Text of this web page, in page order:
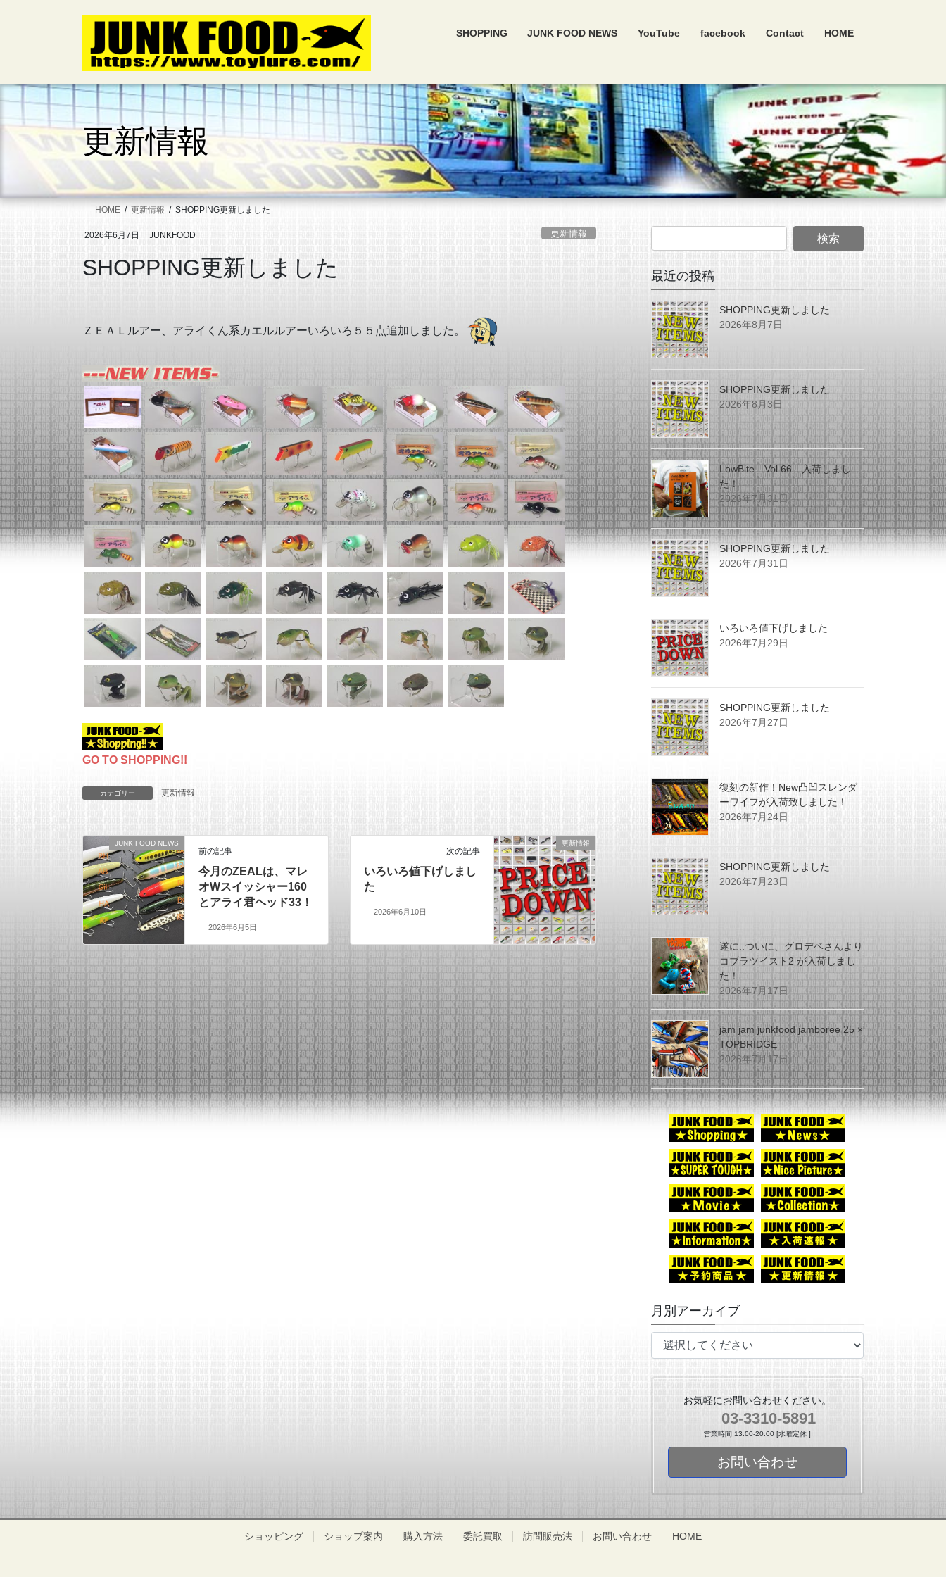
キ
に
SHOPPING JUNK FOOD NEWS YouTube facebook Contact HOME
更新情報
HOME 更新情報 SHOPPING更新しました
2026年6月7日 JUNKFOOD 更新情報
SHOPPING更新しました
ＺＥＡＬルアー、アライくん系カエルルアーいろいろ５５点追加しました。
GO TO SHOPPING!!
カテゴリー 更新情報
JUNK FOOD NEWS
前の記事
今月のZEALは、マレ
オWスイッシャー160
とアライ君ヘッド33！
2026年6月5日
更新情報
次の記事
いろいろ値下げしまし
た
2026年6月10日
最近の投稿
SHOPPING更新しました
2026年8月7日
SHOPPING更新しました
2026年8月3日
LowBite Vol.66 入荷しまし
た！
2026年7月31日
SHOPPING更新しました
2026年7月31日
いろいろ値下げしました
2026年7月29日
SHOPPING更新しました
2026年7月27日
復刻の新作！New凸凹スレンダ
ーワイフが入荷致しました！
2026年7月24日
SHOPPING更新しました
2026年7月23日
遂に..ついに、グロデベさんより
コブラツイスト2 が入荷しまし
た！
2026年7月17日
jam jam junkfood jamboree 25 ×
TOPBRIDGE
2026年7月17日
月別アーカイブ
お気軽にお問い合わせください。
03-3310-5891
営業時間 13:00-20:00 [水曜定休 ]
お問い合わせ
ショッピング ショップ案内 購入方法 委託買取 訪問販売法 お問い合わせ HOME